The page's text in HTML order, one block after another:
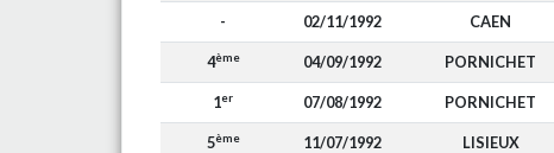
- 02/11/1992 CAEN
4ème 04/09/1992 PORNICHET
1er 07/08/1992 PORNICHET
5ème 11/07/1992 LISIEUX